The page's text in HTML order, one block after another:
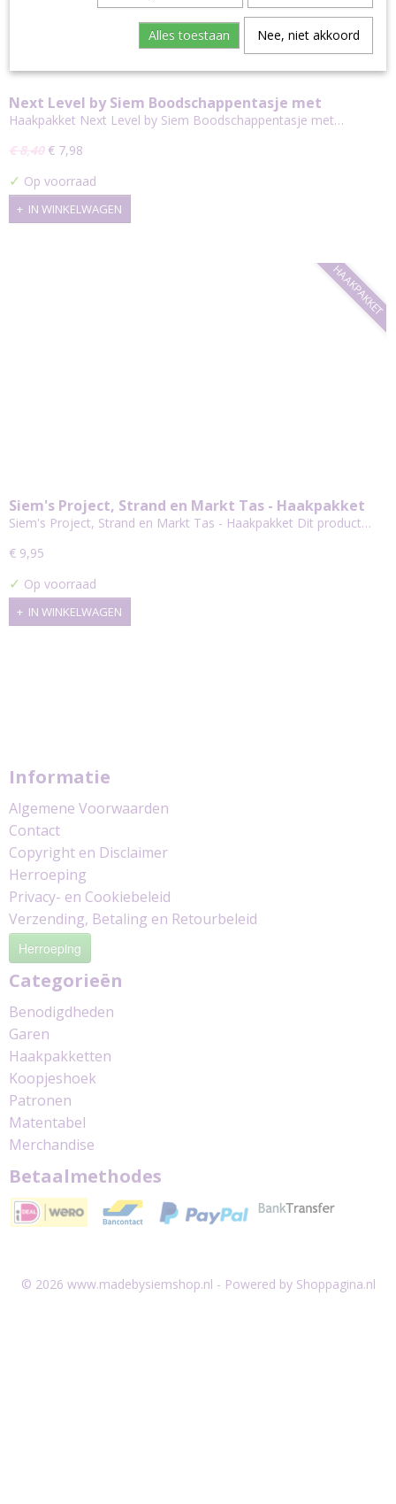
Next Level by Siem Boodschappentasje met
Opbergbuideltje
Haakpakket Next Level by Siem Boodschappentasje met…
€ 8,40 € 7,98
✓ Op voorraad
IN WINKELWAGEN
HAAKPAKKET
Siem's Project, Strand en Markt Tas - Haakpakket
Siem's Project, Strand en Markt Tas - Haakpakket Dit product…
€ 9,95
✓ Op voorraad
IN WINKELWAGEN
Informatie
Algemene Voorwaarden
Contact
Copyright en Disclaimer
Herroeping
Privacy- en Cookiebeleid
Verzending, Betaling en Retourbeleid
Herroeping
Categorieën
Benodigdheden
Garen
Haakpakketten
Koopjeshoek
Patronen
Matentabel
Merchandise
Betaalmethodes
© 2026 www.madebysiemshop.nl - Powered by Shoppagina.nl
Alles toestaan Nee, niet akkoord